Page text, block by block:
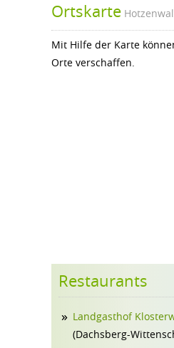
Ortskarte
Mit Hilfe der Karte
Orte verschaffen.
Restaurants
Landgasthof
(Dachsberg-